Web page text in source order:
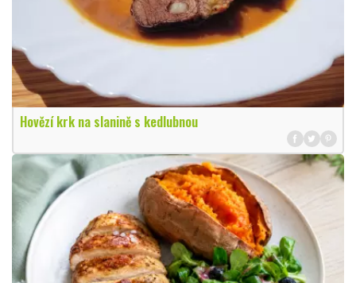
Hovězí krk na slanině s kedlubnou